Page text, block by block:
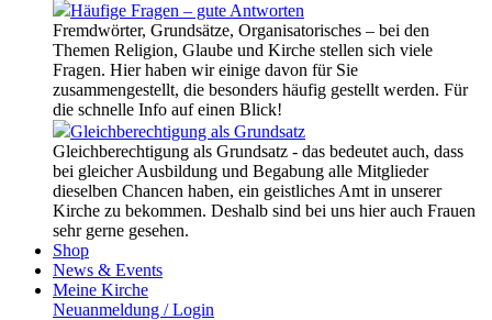
Häufige Fragen – gute Antworten
Fremdwörter, Grundsätze, Organisatorisches – bei den
Themen Religion, Glaube und Kirche stellen sich viele
Fragen. Hier haben wir einige davon für Sie
zusammengestellt, die besonders häufig gestellt werden. Für
die schnelle Info auf einen Blick!
Gleichberechtigung als Grundsatz
Gleichberechtigung als Grundsatz - das bedeutet auch, dass
bei gleicher Ausbildung und Begabung alle Mitglieder
dieselben Chancen haben, ein geistliches Amt in unserer
Kirche zu bekommen. Deshalb sind bei uns hier auch Frauen
sehr gerne gesehen.
Shop
News & Events
Meine Kirche
Neuanmeldung / Login